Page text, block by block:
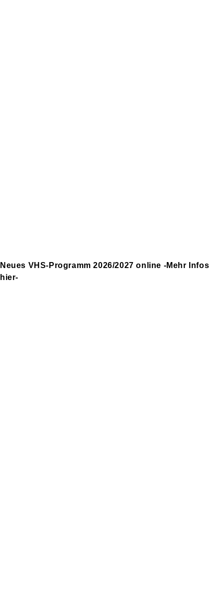
Neues VHS-Programm 2026/2027 online -Mehr Infos
hier-